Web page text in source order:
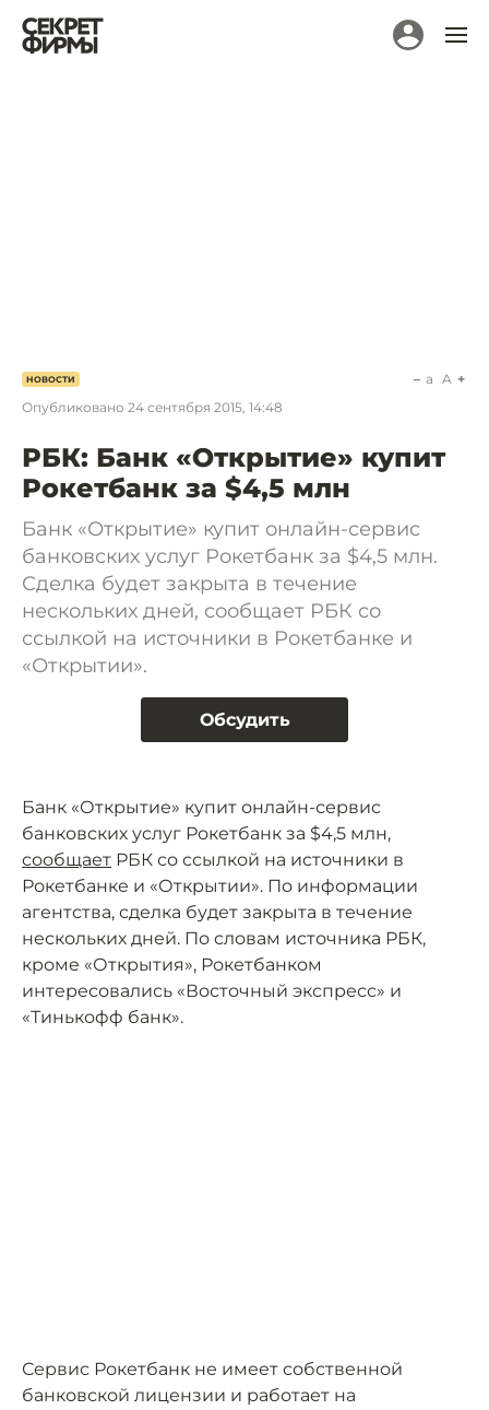
НОВОСТИ
Опубликовано 24 сентября 2015, 14:48
a A
РБК: Банк «Открытие» купит
Рокетбанк за $4,5 млн
Банк «Открытие» купит онлайн-сервис
банковских услуг Рокетбанк за $4,5 млн.
Сделка будет закрыта в течение
нескольких дней, сообщает РБК со
ссылкой на источники в Рокетбанке и
«Открытии».
Обсудить
Банк «Открытие» купит онлайн-сервис
банковских услуг Рокетбанк за $4,5 млн,
сообщает РБК со ссылкой на источники в
Рокетбанке и «Открытии». По информации
агентства, сделка будет закрыта в течение
нескольких дней. По словам источника РБК,
кроме «Открытия», Рокетбанком
интересовались «Восточный экспресс» и
«Тинькофф банк».
Сервис Рокетбанк не имеет собственной
банковской лицензии и работает на